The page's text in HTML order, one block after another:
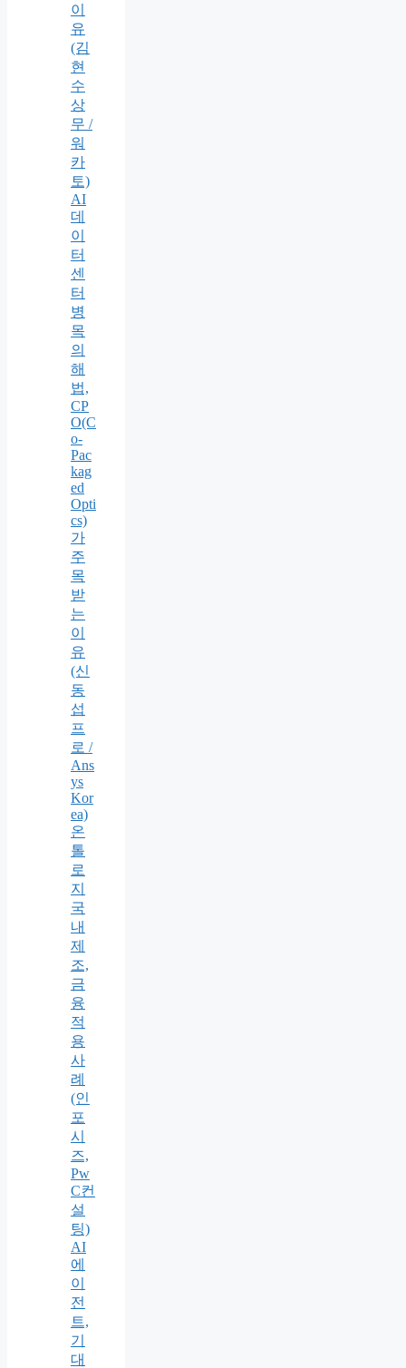
이
유
(김
현
수
상
무 /
워
카
토)
AI
데
이
터
센
터
병
목
의
해
법,
CP
O(C
o-
Pac
kag
ed
Opti
cs)
가
주
목
받
는
이
유
(신
동
섭
프
로 /
Ans
ys
Kor
ea)
온
톨
로
지
국
내
제
조,
금
융
적
용
사
례
(인
포
시
즈,
Pw
C컨
설
팅)
AI
에
이
전
트,
기
대